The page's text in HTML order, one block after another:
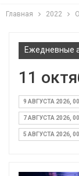
Главная 2022
Ежедневные
11
9 АВГУСТА 2026,
7 АВГУСТА 2026,
5 АВГУСТА 2026,